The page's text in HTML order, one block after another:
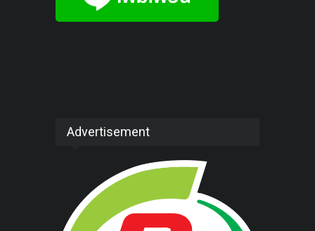
Advertisement